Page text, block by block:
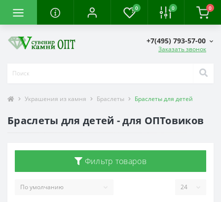
0 0 0
+7(495) 793-57-00
Заказать звонок
Украшения из камня Браслеты Браслеты для детей
Браслеты для детей - для ОПТовиков
Фильтр товаров